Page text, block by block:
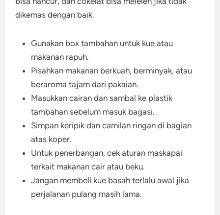
dikemas dengan baik.
Gunakan box tambahan untuk kue atau
makanan rapuh.
Pisahkan makanan berkuah, berminyak, atau
beraroma tajam dari pakaian.
Masukkan cairan dan sambal ke plastik
tambahan sebelum masuk bagasi.
Simpan keripik dan camilan ringan di bagian
atas koper.
Untuk penerbangan, cek aturan maskapai
terkait makanan cair atau beku.
Jangan membeli kue basah terlalu awal jika
perjalanan pulang masih lama.